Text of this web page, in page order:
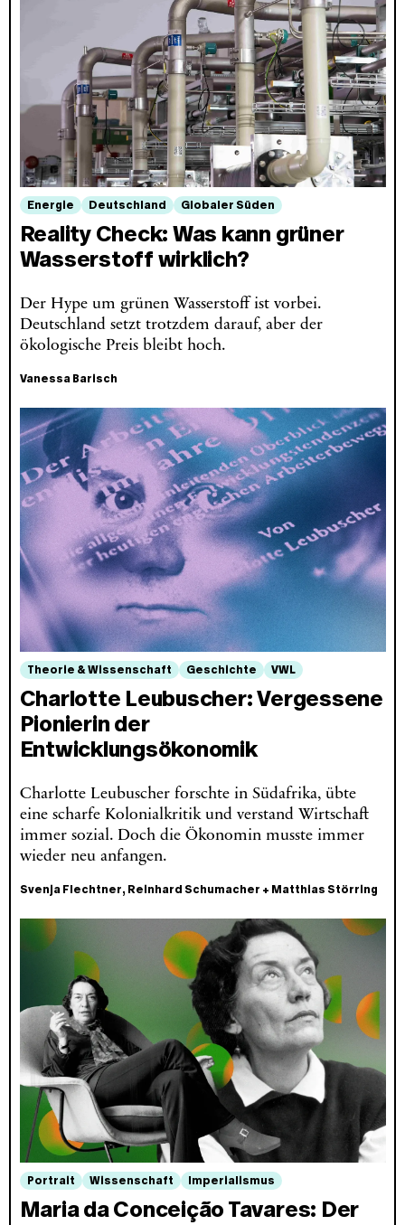
Energie Deutschland Globaler Süden
Reality Check: Was kann grüner
Wasserstoff wirklich?
Der Hype um grünen Wasserstoff ist vorbei.
Deutschland setzt trotzdem darauf, aber der
ökologische Preis bleibt hoch.
Vanessa Barisch
Theorie & Wissenschaft Geschichte VWL
Charlotte Leubuscher: Vergessene
Pionierin der
Entwicklungsökonomik
Charlotte Leubuscher forschte in Südafrika, übte
eine scharfe Kolonialkritik und verstand Wirtschaft
immer sozial. Doch die Ökonomin musste immer
wieder neu anfangen.
Svenja Flechtner, Reinhard Schumacher + Matthias Störring
Portrait Wissenschaft Imperialismus
Maria da Conceição Tavares: Der